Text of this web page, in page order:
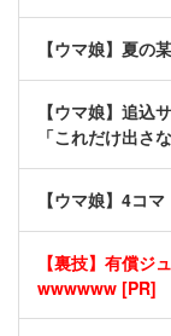
【ウマ娘】夏の
【ウマ娘】追込
「これだけ出さ
【ウマ娘】4コ
【裏技】有償ジ
wwwwww [PR]